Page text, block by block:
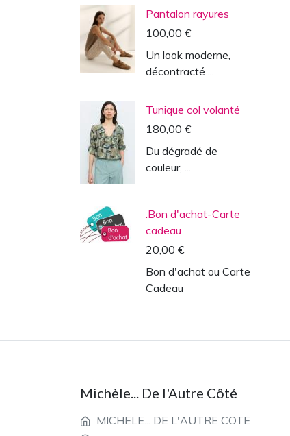
Pantalon rayures
100,00 €
Un look moderne,
décontracté ...
Tunique col volanté
180,00 €
Du dégradé de
couleur, ...
.Bon d'achat-Carte
cadeau
20,00 €
Bon d'achat ou Carte
Cadeau
Michèle... De l'Autre Côté
MICHELE... DE L'AUTRE COTE